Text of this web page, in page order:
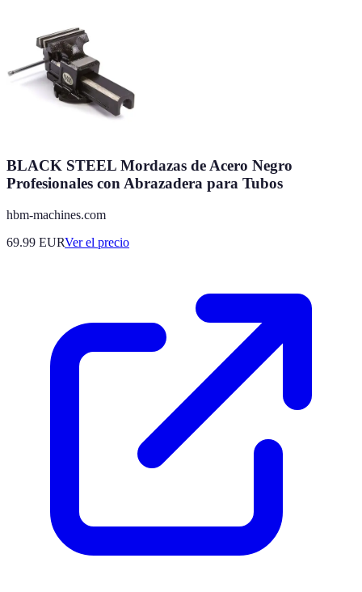
BLACK STEEL Mordazas de Acero Negro
Profesionales con Abrazadera para Tubos
hbm-machines.com
69.99 EURVer el precio